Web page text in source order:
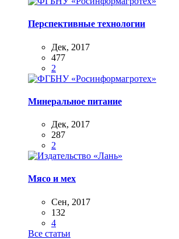
Перспективные технологии
Дек, 2017
477
2
Минеральное питание
Дек, 2017
287
2
Мясо и мех
Сен, 2017
132
4
Все статьи